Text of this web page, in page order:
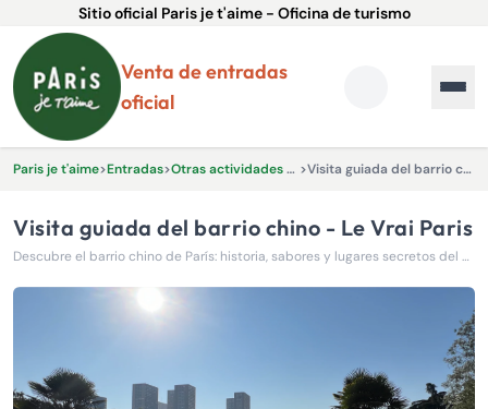
Sitio oficial Paris je t'aime - Oficina de turismo
Venta de entradas
oficial
Paris je t'aime>Entradas> Otras actividades y experiencias. > Visita guiada del barrio chino - Le Vrai Paris
Visita guiada del barrio chino - Le Vrai Paris
Descubre el barrio chino de París: historia, sabores y lugares secretos del distrito 13 de la mano de un guía apasionado